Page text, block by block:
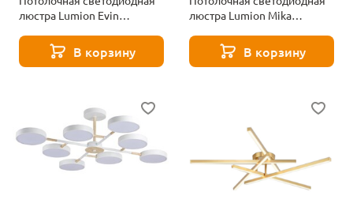
люстра Lumion Evin
В корзину
люстра Lumion Mika
В корзину